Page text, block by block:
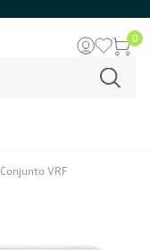
0
Conjunto VRF